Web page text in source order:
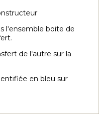
l'ensemble boite de
de l'autre sur la
en bleu sur